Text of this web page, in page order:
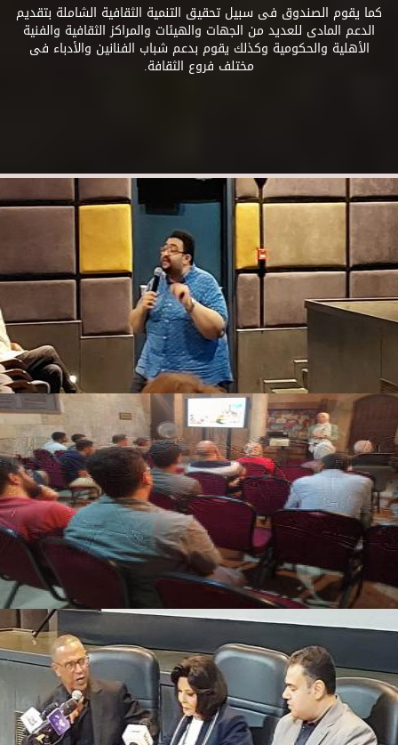
كما يقوم الصندوق فى سبيل تحقيق التنمية الثقافية الشاملة بتقديم
الدعم المادى للعديد من الجهات والهيئات والمراكز الثقافية والفنية
الأهلية والحكومية وكذلك يقوم بدعم شباب الفنانين والأدباء فى
مختلف فروع الثقافة.